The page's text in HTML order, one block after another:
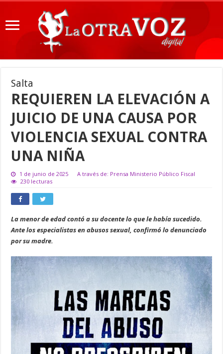
Salta
REQUIEREN LA ELEVACIÓN A
JUICIO DE UNA CAUSA POR
VIOLENCIA SEXUAL CONTRA
UNA NIÑA
1 de junio de 2025
A través de: Prensa Ministerio Público Fiscal
230 lecturas
La menor de edad contó a su docente lo que le había sucedido.
Ante los especialistas en abusos sexual, confirmó lo denunciado
por su madre.